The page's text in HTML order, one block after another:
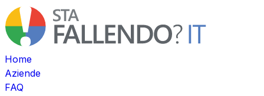
Home
Aziende
FAQ